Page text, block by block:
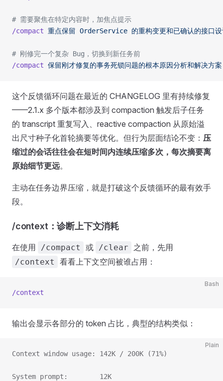
# 需要聚焦在特定内容时，加焦点提示
/compact 重点保留 OrderService 的重构变更和已确认的接口
# 刚修完一个复杂 Bug，切换到新任务前
/compact 保留刚才修复的事务死锁问题的根本原因分析和解决方案
这个反馈循环问题在最近的 CHANGELOG 里有持续修复
——2.1.x 多个版本都涉及到 compaction 触发后子任务
的 transcript 重复写入、reactive compaction 从原始溢
出尺寸种子化首轮摘要等优化。但行为层面结论不变： 压
缩过的会话往往会在短时间内连续压缩多次，每次摘要离
原始细节更远。
主动在任务边界压缩，就是打破这个反馈循环的最有效手
段。
/context：诊断上下文消耗
在使用 /compact 或 /clear 之前，先用
/context 看看上下文空间被谁占用：
Bash
/context
输出会显示各部分的 token 占比，典型的结构类似：
Plain
Context window usage: 142K / 200K (71%)
System prompt:        12K